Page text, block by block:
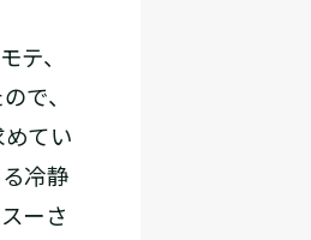
テ、
で、
てい
冷静
ーさ